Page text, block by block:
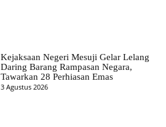
Kejaksaan Negeri Mesuji Gelar Lelang
Daring Barang Rampasan Negara,
Tawarkan 28 Perhiasan Emas
3 Agustus 2026